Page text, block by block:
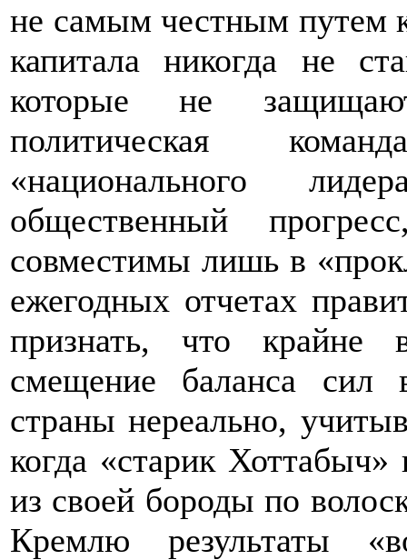
не самым честным путем
капитала никогда не
которые не
политическая
«национального
общественный
совместимы лишь в
ежегодных отчетах
признать, что крайне
смещение баланса сил
страны нереально,
когда «старик
из своей бороды по
Кремлю результаты